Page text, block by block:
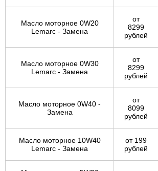
Масло моторное 0W20
Lemarc - Замена
от
8299
рублей
Масло моторное 0W30
Lemarc - Замена
от
8299
рублей
Масло моторное 0W40 -
Замена
от
8099
рублей
Масло моторное 10W40
Lemarc - Замена
от 199
рублей